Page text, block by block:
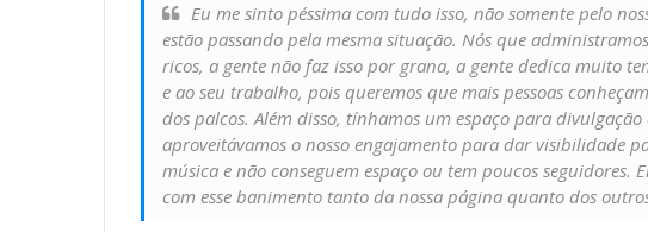
Eu me sinto péssima com tudo isso, não somente pelo
estão passando pela mesma situação. Nós que
ricos, a gente não faz isso por grana, a gente dedica muito
e ao seu trabalho, pois queremos que mais pessoas
dos palcos. Além disso, tínhamos um espaço para
aproveitávamos o nosso engajamento para dar visibilidade
música e não conseguem espaço ou tem poucos seguidores.
com esse banimento tanto da nossa página quanto dos